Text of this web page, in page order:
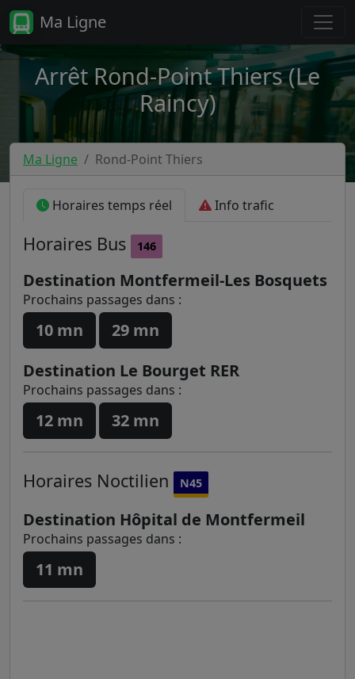
Ma Ligne
Arrêt Rond-Point Thiers (Le
Raincy)
Ma Ligne Rond-Point Thiers
Horaires temps réel Info trafic
Horaires Bus 146
Destination Montfermeil-Les Bosquets
Prochains passages dans :
10 mn
29 mn
Destination Le Bourget RER
Prochains passages dans :
12 mn 32 mn
Horaires Noctilien N45
Destination Hôpital de Montfermeil
Prochains passages dans :
11 mn